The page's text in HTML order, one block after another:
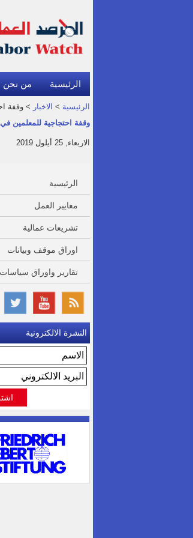
الرئيسية من نحن
الرئيسية > الاخبار
> وقفة
وقفة احتجاجية للمعلمين في
الاربعاء, 25 أيلول 2019
الرئيسية
معايير العمل
تشريعات عمالية
اوراق موقف وبيانات
تقارير واوراق سياسات
النشرة الالكترونية